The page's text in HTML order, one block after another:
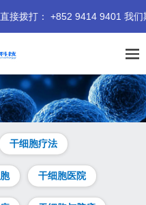
： +852 9414 9401 我们期待
干细胞疗法
干细胞医院